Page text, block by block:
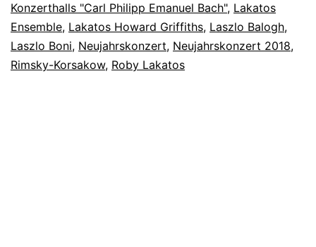
Konzerthalls "Carl Philipp Emanuel Bach", Lakatos
Ensemble, Lakatos Howard Griffiths, Laszlo Balogh,
Laszlo Boni, Neujahrskonzert, Neujahrskonzert 2018,
Rimsky-Korsakow, Roby Lakatos